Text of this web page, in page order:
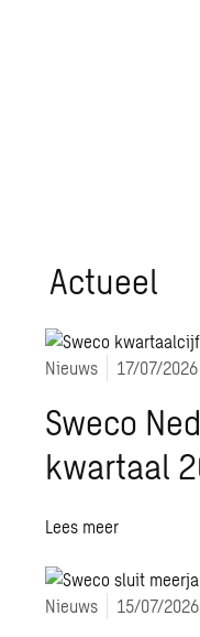
Actueel
Nieuws 17/07/2026
Sweco
kwartaal
Lees meer
Nieuws 15/07/2026